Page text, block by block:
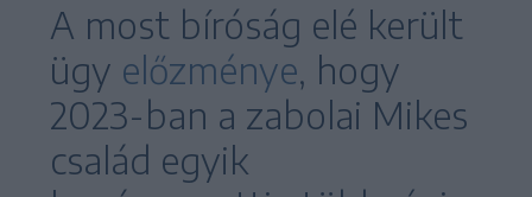
A most bíróság elé került
ügy előzménye, hogy
2023-ban a zabolai Mikes
család egyik